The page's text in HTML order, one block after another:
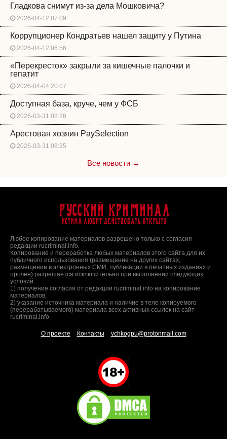
Гладкова снимут из-за дела Мошковича?
2026-04-12 07:09
Коррупционер Кондратьев нашел защиту у Путина
2026-04-12 06:56
«Перекресток» закрыли за кишечные палочки и
гепатит
2026-04-04 20:07
Доступная база, круче, чем у ФСБ
2026-03-31 08:26
Арестован хозяин PaySelection
2026-03-31 08:25
Все новости →
Русский Криминал
Истина любит действовать открыто
Любое копирование материалов разрешено только с согласия
редакции rucriminal.info.
Копирование и переработка любых материалов этого сайта для их
публичного использования (размещение на других сайтах,
размещение в электронных СМИ, публикации в печатных изданиях и
прочее) разрешается исключительно при выполнении следующих
условий:
1) получение согласия от редакции rucriminal.info на копирование
материалов;
2) указание источника материала и наличие в теле копируемого
(перерабатываемого) материала всех активных ссылок на сайт
rucriminal.info
О проекте Контакты vchkogpu@protonmail.com